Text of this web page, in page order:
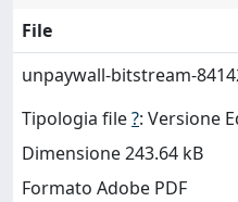
File
unpaywall-bitstream-
Tipologia file?: Versione
Dimensione 243.64 kB
Formato Adobe PDF